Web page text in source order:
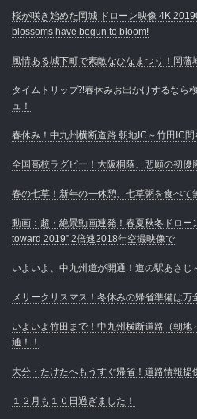
桜が咲き始めた岡城 ドローン映像 4K
blossoms have begun to bloom!
風情ある城下町で素敵なひなまつり！岡藩
タイムトリップ⁈春休みお出かけするなら
ュ！
春休み！中九州横断道路 朝地IC～竹田IC
全国高校ラグビー！大阪桐蔭、悲願の初優
春の七草！新年の一休憩、七草粥を食べて
動画：超・絶景動画連発！春夏秋冬ドロー
toward 2019” 2倍速2018年空撮映像で
いよいよ、中九州道が開通！道の駅あさじ
メリークリスマス！冬休みの帰省準備は万
いよいよ竹田まで！中九州横断道路（朝
通！！
大分・たけたへもうすぐ帰省！道路情報提
１２月も１０日過ぎました！